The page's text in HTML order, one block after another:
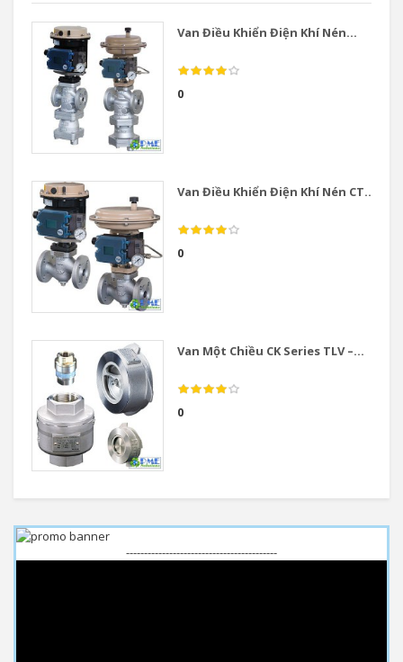
Van Điều Khiển Điện Khí Nén...
0
Van Điều Khiển Điện Khí Nén CT...
0
Van Một Chiều CK Series TLV –...
0
------------------------------------------